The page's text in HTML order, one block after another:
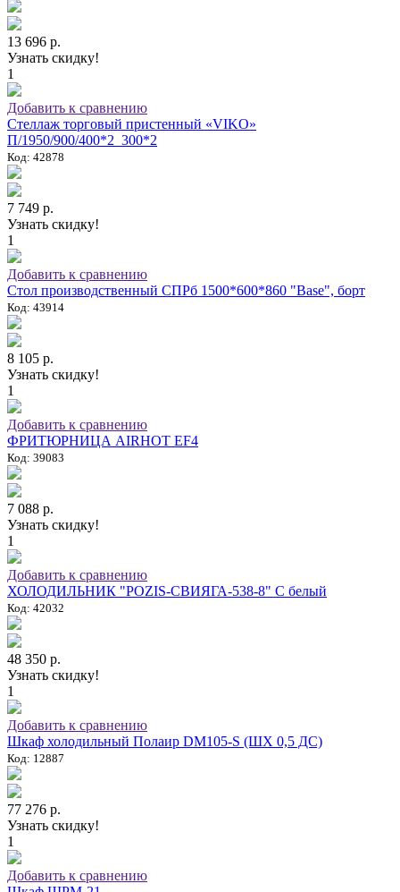
13 696 р.
Узнать скидку!
1
Добавить к сравнению
Стеллаж торговый пристенный «VIKO»
П/1950/900/400*2_300*2
Код: 42878
7 749 р.
Узнать скидку!
1
Добавить к сравнению
Стол производственный СПРб 1500*600*860 "Base", борт
Код: 43914
8 105 р.
Узнать скидку!
1
Добавить к сравнению
ФРИТЮРНИЦА AIRHOT EF4
Код: 39083
7 088 р.
Узнать скидку!
1
Добавить к сравнению
ХОЛОДИЛЬНИК "POZIS-СВИЯГА-538-8" C белый
Код: 42032
48 350 р.
Узнать скидку!
1
Добавить к сравнению
Шкаф холодильный Полаир DM105-S (ШХ 0,5 ДС)
Код: 12887
77 276 р.
Узнать скидку!
1
Добавить к сравнению